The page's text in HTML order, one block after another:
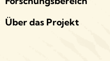
Über das Projekt